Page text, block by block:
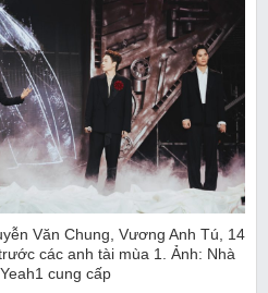
Văn Chung, Vương Anh Tú, 14
các anh tài mùa 1. Ảnh: Nhà
cung cấp